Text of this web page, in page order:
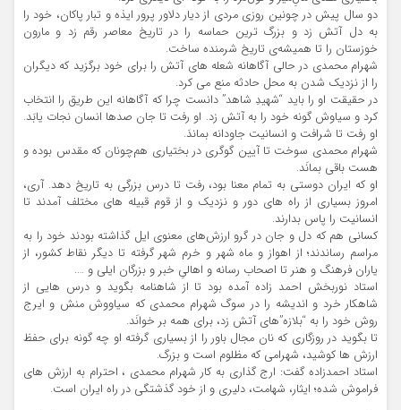
دو سال پیش در چونین روزی مردی از دیار دلاور پرور ایذه و تبار پاکان، خود را
به دل آتش زد و بزرگ ترین حماسه را در تاریخ معاصر رقم زد و مارون
خوزستان را تا همیشه‌ی تاریخ شرمنده ساخت.
شهرام محمدی در حالی آگاهانه شعله های آتش را برای خود برگزید که دیگران
را از نزدیک شدن به محل حادثه منع می کرد.
در حقیقت او را باید “شهیدِ شاهد” دانست چرا که آگاهانه این طریق را انتخاب
کرد و سیاوش گونه خود را به آتش زد. او رفت تا جان صدها انسان نجات یابَد.
او رفت تا شرافت و انسانیت جاودانه بماندَ.
شهرام محمدی سوخت تا آیین گوگری در بختیاری هم‌چونان که مقدس بوده و
هست باقی بمانَد.
او که ایران دوستی به تمام معنا بود، رفت تا درس بزرگی به تاریخ دهد. آری،
امروز بسیاری از راه های دور و نزدیک و از قوم قبیله های مختلف آمدند تا
انسانیت را پاس بدارند.
کسانی هم که دل و جان در گرو ارزش‌های معنوی ایل گذاشته بودند خود را به
مراسم رساندند؛ از اهواز و ماه شهر و خرم شهر گرفته تا دیگر نقاط کشور، از
یاران فرهنگ و هنر تا اصحاب رسانه و اهالیِ خبر و بزرگان ایلی و ….
استاد نوربخش احمد زاده آمده بود تا از شاهنامه بگوید و درس هایی از
شاهکار خرد و اندیشه را در سوگ شهرام محمدی که سیاووش منش و ایرج
روش خود را به “بلازه”های آتش زد، برای همه بر خوانَد.
تا بگوید در روزگاری که نان مجال باور را از بسیاری گرفته او چه گونه برای حفظ
ارزش ها کوشید، شهرامی که مظلوم است و بزرگ.
استاد احمدزاده گفت: ارج گذاری به کار شهرام محمدی ، احترام به ارزش های
فراموش شده؛ ایثار، شهامت، دلیری و از خود گذشتگی در راه ایران است.